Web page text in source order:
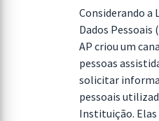
Considerando a
Dados Pessoais
AP criou um
pessoas
solicitar
pessoais
Instituição.